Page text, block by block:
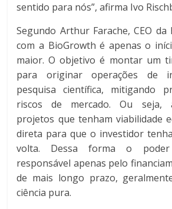
sentido para nós”, afirma Ivo
Segundo Arthur Farache, CEO
com a BioGrowth é apenas o
maior. O objetivo é montar um
para originar operações de
pesquisa científica, mitigando
riscos de mercado. Ou seja,
projetos que tenham viabilidade
direta para que o investidor
volta. Dessa forma o
responsável apenas pelo
de mais longo prazo,
ciência pura.